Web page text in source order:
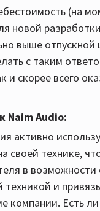
(на
новой
выше отпускной
с таким
и скорее всего
Naim Audio:
активно
своей технике,
в
техникой и
компании. Есть